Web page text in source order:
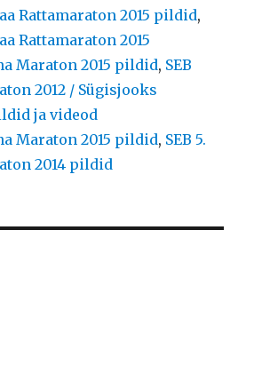
Rattamaraton 2015 pildid,
Rattamaraton 2015
Maraton 2015 pildid, SEB
2012 / Sügisjooks
ja videod
Maraton 2015 pildid, SEB 5.
2014 pildid